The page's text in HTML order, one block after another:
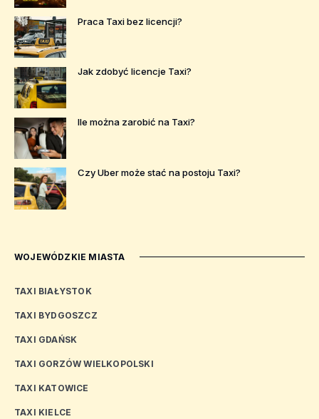
Praca Taxi bez licencji?
Jak zdobyć licencje Taxi?
Ile można zarobić na Taxi?
Czy Uber może stać na postoju Taxi?
WOJEWÓDZKIE MIASTA
TAXI BIAŁYSTOK
TAXI BYDGOSZCZ
TAXI GDAŃSK
TAXI GORZÓW WIELKOPOLSKI
TAXI KATOWICE
TAXI KIELCE